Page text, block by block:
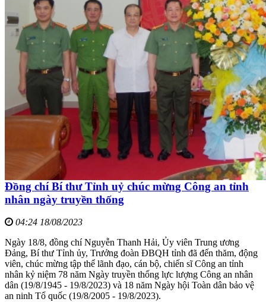
Đồng chí Bí thư Tỉnh uỷ chúc mừng Công an tỉnh
nhân ngày truyền thống
04:24 18/08/2023
Ngày 18/8, đồng chí Nguyễn Thanh Hải, Ủy viên Trung ương
Đảng, Bí thư Tỉnh ủy, Trưởng đoàn ĐBQH tỉnh đã đến thăm, động
viên, chúc mừng tập thể lãnh đạo, cán bộ, chiến sĩ Công an tỉnh
nhân kỷ niệm 78 năm Ngày truyền thống lực lượng Công an nhân
dân (19/8/1945 - 19/8/2023) và 18 năm Ngày hội Toàn dân bảo vệ
an ninh Tổ quốc (19/8/2005 - 19/8/2023).